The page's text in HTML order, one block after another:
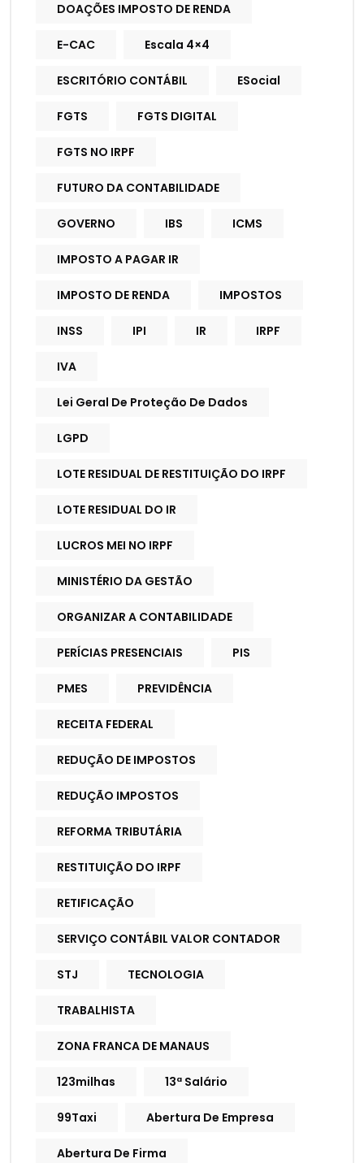
DOAÇÕES IMPOSTO DE RENDA
E-CAC Escala 4×4
ESCRITÓRIO CONTÁBIL ESocial
FGTS FGTS DIGITAL
FGTS NO IRPF
FUTURO DA CONTABILIDADE
GOVERNO IBS ICMS
IMPOSTO A PAGAR IR
IMPOSTO DE RENDA IMPOSTOS
INSS IPI IR IRPF
IVA
Lei Geral De Proteção De Dados
LGPD
LOTE RESIDUAL DE RESTITUIÇÃO DO IRPF
LOTE RESIDUAL DO IR
LUCROS MEI NO IRPF
MINISTÉRIO DA GESTÃO
ORGANIZAR A CONTABILIDADE
PERÍCIAS PRESENCIAIS PIS
PMES PREVIDÊNCIA
RECEITA FEDERAL
REDUÇÃO DE IMPOSTOS
REDUÇÃO IMPOSTOS
REFORMA TRIBUTÁRIA
RESTITUIÇÃO DO IRPF
RETIFICAÇÃO
SERVIÇO CONTÁBIL VALOR CONTADOR
STJ TECNOLOGIA
TRABALHISTA
ZONA FRANCA DE MANAUS
123milhas 13ª Salário
99Taxi Abertura De Empresa
Abertura De Firma